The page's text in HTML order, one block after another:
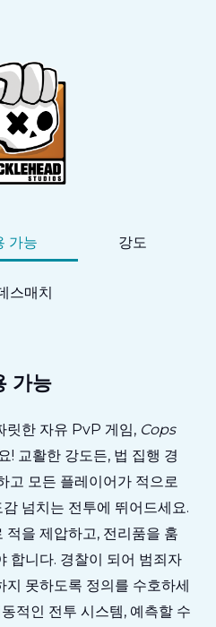
가능 강도
스매치
가능
릿한 자유 PvP 게임, Cops
! 교활한 강도든, 법 집행 경
고 모든 플레이어가 적으로
넘치는 전투에 뛰어드세요.
을 제압하고, 전리품을 훔
합니다. 경찰이 되어 범죄자
지 못하도록 정의를 수호하세
적인 전투 시스템, 예측할 수